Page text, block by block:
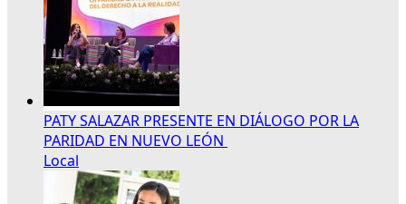
PATY SALAZAR PRESENTE EN DIÁLOGO POR LA
PARIDAD EN NUEVO LEÓN
Local